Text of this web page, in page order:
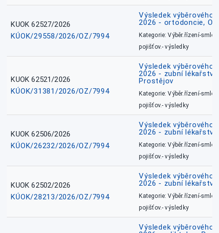
KUOK 62527/2026
KÚOK/29558/2026/OZ/7994
Výsledek výběrového
2026 - ortodoncie,
Kategorie: Výběr.řízení-
pojišťov.- výsledky
KUOK 62521/2026
KÚOK/31381/2026/OZ/7994
Výsledek výběrového
2026 - zubní
Prostějov
Kategorie: Výběr.řízení-
pojišťov.- výsledky
KUOK 62506/2026
KÚOK/26232/2026/OZ/7994
Výsledek výběrového
2026 - zubní
Kategorie: Výběr.řízení-
pojišťov.- výsledky
KUOK 62502/2026
KÚOK/28213/2026/OZ/7994
Výsledek výběrového
2026 - zubní
Kategorie: Výběr.řízení-
pojišťov.- výsledky
Výsledek výběrového